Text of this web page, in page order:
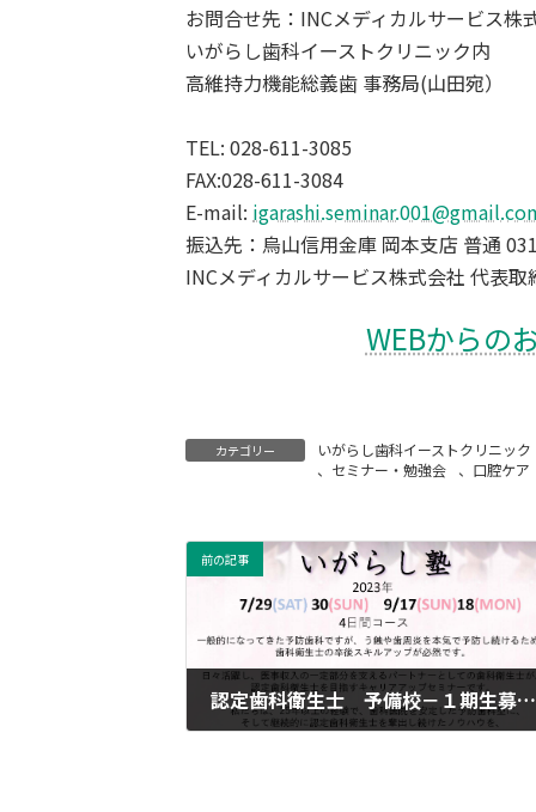
お問合せ先：INCメディカルサービス株
いがらし歯科イーストクリニック内
高維持力機能総義歯 事務局(山田宛）
TEL: 028-611-3085
FAX:028-611-3084
E-mail:
振込先：烏山信用金庫 岡本支店 普通
INCメディカルサービス株式会社 代表
WEBからの
カテゴリー
いがらし歯科イーストクリニック
、 セミナー・勉強会 、 口腔ケア
前の記事
認定歯科衛生士 予備校－１期生募集－